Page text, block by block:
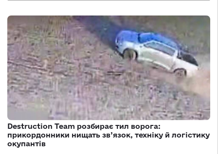
Destruction Team розбирає тил ворога:
прикордонники нищать зв’язок, техніку й логістику
окупантів